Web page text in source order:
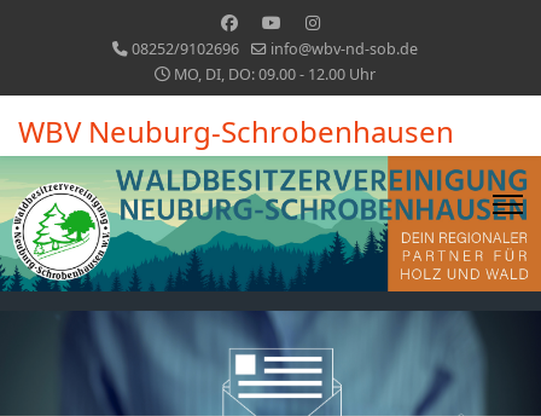
08252/9102696
info@wbv-nd-sob.de
MO, DI, DO: 09.00 - 12.00 Uhr
WBV Neuburg-Schrobenhausen